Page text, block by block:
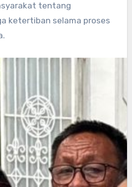
tentang
ketertiban selama proses